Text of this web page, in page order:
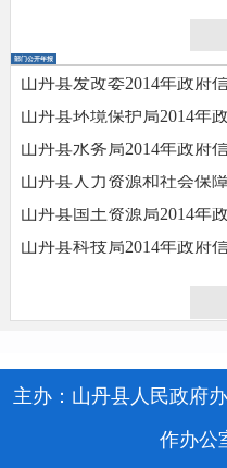
部门公开年报